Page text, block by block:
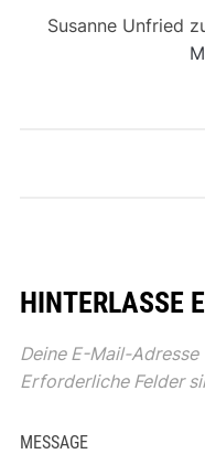
Susanne Unfried
HINTERLASSE
Deine E-Mail-
Erforderliche Felder
MESSAGE